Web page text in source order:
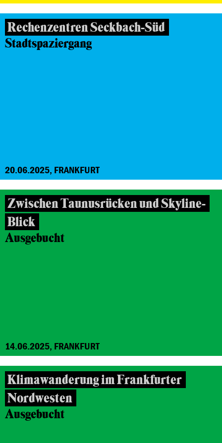
Rechenzentren Seckbach-Süd
Stadtspaziergang
20.06.2025, FRANKFURT
Zwischen Taunusrücken und Skyline-
Blick
Ausgebucht
14.06.2025, FRANKFURT
Klimawanderung im Frankfurter
Nordwesten
Ausgebucht